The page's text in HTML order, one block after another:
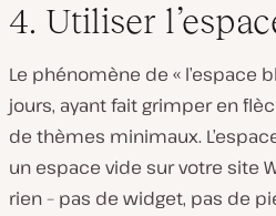
4. Utiliser
Le phénomène de « l’espace
jours, ayant fait grimper en
de thèmes minimaux.
un espace vide sur votre site
rien – pas de widget, pas de